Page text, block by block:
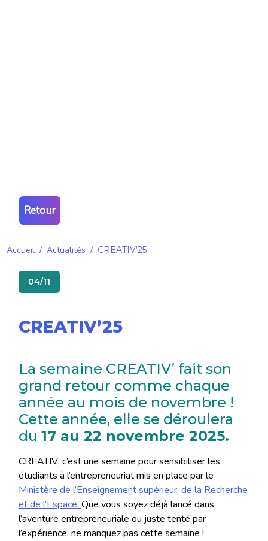
Retour
Accueil / Actualités / CREATIV’25
04/11
CREATIV’25
La semaine CREATIV’ fait son
grand retour comme chaque
année au mois de novembre !
Cette année, elle se déroulera
du 17 au 22 novembre 2025.
CREATIV’ c’est une semaine pour sensibiliser les
étudiants à l’entrepreneuriat mis en place par le
Ministère de l’Enseignement supérieur, de la Recherche
et de l’Espace. Que vous soyez déjà lancé dans
l’aventure entrepreneuriale ou juste tenté par
l’expérience, ne manquez pas cette semaine !